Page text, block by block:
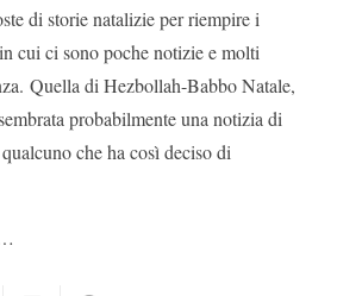
di storie natalizie per riempire i
cui ci sono poche notizie e molti
Quella di Hezbollah-Babbo Natale,
probabilmente una notizia di
che ha così deciso di